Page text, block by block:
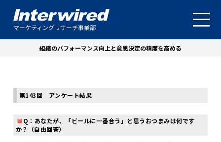
マーケティングリサーチ事業部
組織のパフォーマンス向上と意思決定の精度を高める
第143回 アンケート結果
Q：あなたが、「ビールに一番合う」と思うおつまみは何です
か？（自由回答）